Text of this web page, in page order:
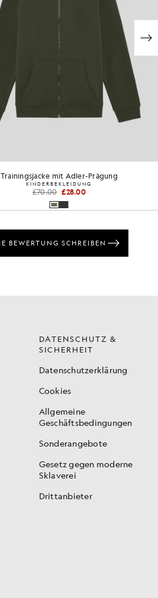
Trainingsjacke mit Adler-Prägung
KINDERBEKLEIDUNG
£70.00 £28.00
DATENSCHUTZ &
SICHERHEIT
Datenschutzerklärung
Cookies
Allgemeine
Geschäftsbedingungen
Sonderangebote
Gesetz gegen moderne
Sklaverei
Drittanbieter